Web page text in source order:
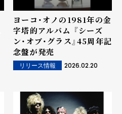
ヨーコ・オノの1981年の金
字塔的アルバム 『シーズ
ン・オブ・グラス』45周年記
念盤が発売
リリース情報 2026.02.20